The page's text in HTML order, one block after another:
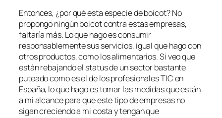
Entonces, ¿por qué esta especie de boicot? No
propongo ningún boicot contra estas empresas,
faltaría más. Lo que hago es consumir
responsablemente sus servicios, igual que hago con
otros productos, como los alimentarios. Si veo que
están rebajando el status de un sector bastante
puteado como es el de los profesionales TIC en
España, lo que hago es tomar las medidas que están
a mi alcance para que este tipo de empresas no
sigan creciendo a mi costa y tengan que